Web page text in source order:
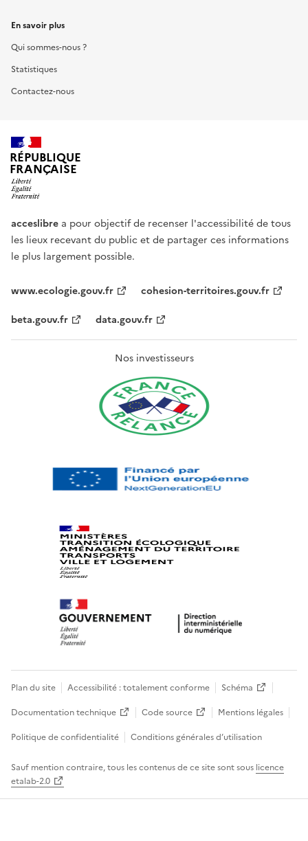
En savoir plus
Qui sommes-nous ?
Statistiques
Contactez-nous
RÉPUBLIQUE
FRANÇAISE
acceslibre a pour objectif de recenser l'accessibilité de tous
les lieux recevant du public et de partager ces informations
le plus largement possible.
www.ecologie.gouv.fr
cohesion-territoires.gouv.fr
beta.gouv.fr
data.gouv.fr
Nos investisseurs
Plan du site Accessibilité : totalement conforme
Schéma
Documentation technique
Code source
Mentions légales
Politique de confidentialité
Conditions générales d’utilisation
Sauf mention contraire, tous les contenus de ce site sont sous licence
etalab-2.0